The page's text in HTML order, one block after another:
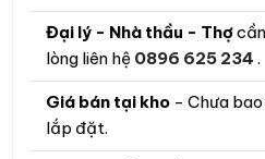
Đại lý - Nhà thầu - Thợ
lòng liên hệ 0896 625 234.
Giá bán tại kho - Chưa
lắp đặt.